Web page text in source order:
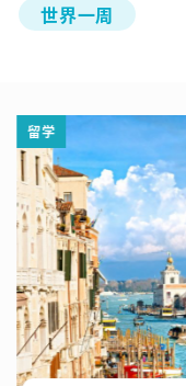
世界一周
留学